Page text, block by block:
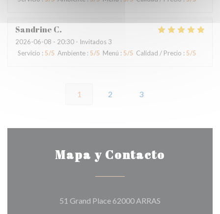
Sandrine C
2026-06-08 - 20:30 - Invitados 3
Servicio : 5/5 Ambiente : 5/5 Menú : 5/5 Calidad / Precio : 5/5
1 2 3
Mapa y Contacto
51 Grand Place 62000 ARRAS